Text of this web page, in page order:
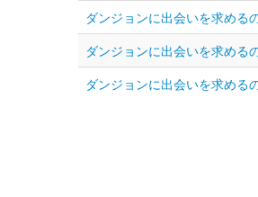
ダンジョンに出会いを求める
ダンジョンに出会いを求める
ダンジョンに出会いを求める